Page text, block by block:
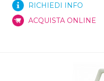
RICHIEDI INFO
ACQUISTA ONLINE